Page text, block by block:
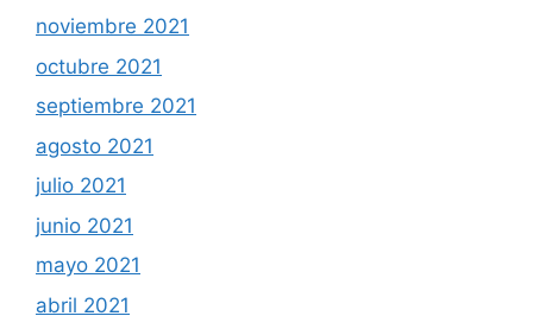
noviembre 2021
octubre 2021
septiembre 2021
agosto 2021
julio 2021
junio 2021
mayo 2021
abril 2021